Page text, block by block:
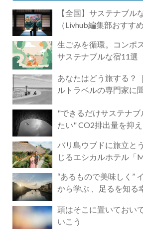
【全国】サステナブル
（Livhub編集部おすすめ
生ごみを循環。コンポ
サステナブルな宿11選
あなたはどう旅する？ ｜ 英国サステナブ
ルトラベルの専門家に
"できるだけサステナブ
たい" CO2排出量を抑
バリ島ウブドに旅立と
じるエシカルホテル「
“あるもので美味しく”
から学ぶ 、足るを知る
頭はそこに置いておい
いこう